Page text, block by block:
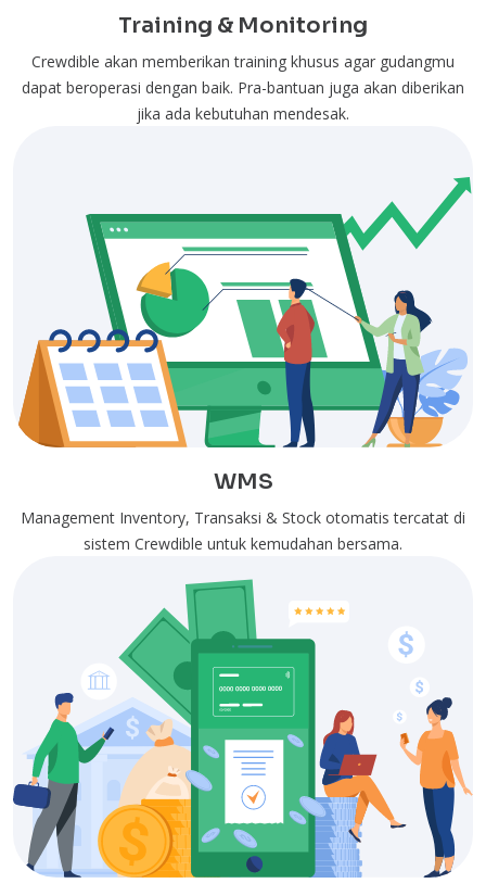
Training & Monitoring
Crewdible akan memberikan training khusus agar gudangmu
dapat beroperasi dengan baik. Pra-bantuan juga akan diberikan
jika ada kebutuhan mendesak.
WMS
Management Inventory, Transaksi & Stock otomatis tercatat di
sistem Crewdible untuk kemudahan bersama.